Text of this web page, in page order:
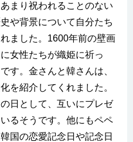
まり祝われることのない
や背景について自分たち
ました。1600年前の壁画
女性たちが織姫に祈っ
す。金さんと韓さんは、
を紹介してくれました。
日として、互いにプレゼ
るそうです。他にもペペ
国の恋愛記念日や記念日